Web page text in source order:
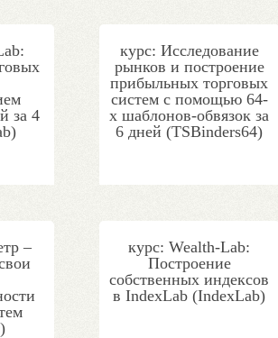
за 4
курс: Исследование
рынков и построение
прибыльных торговых
систем с помощью 64-
х шаблонов-обвязок за
6 дней (TSBinders64)
–
курс: Wealth-Lab:
Построение
собственных индексов
в IndexLab (IndexLab)